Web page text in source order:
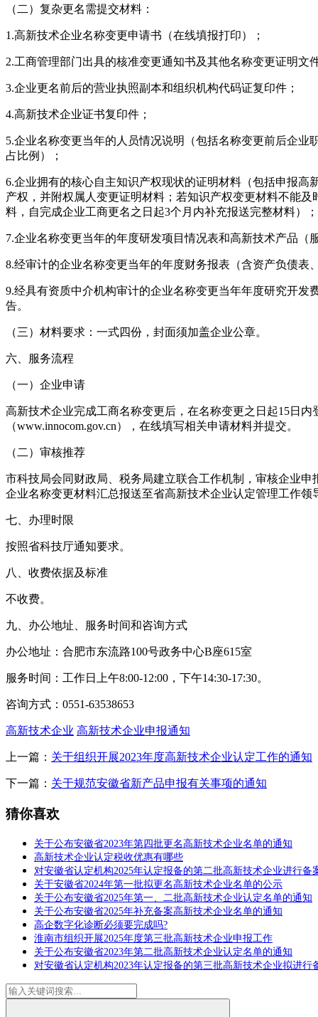
（二）复杂更名需提交材料：
1.高新技术企业名称变更申请书（在线填报打印）；
2.工商管理部门出具的核准变更通知书及其他名称变更证明文
3.企业更名前后的营业执照副本和组织机构代码证复印件；
4.高新技术企业证书复印件；
5.企业名称变更当年的人员情况说明（包括名称变更前后企业
占比例）；
6.企业拥有的核心自主知识产权现状的证明材料（包括申报高
产权，并附权属人变更证明材料；若知识产权变更材料不能
料，自完成企业工商更名之日起3个月内补充报送完整材料）；
7.企业名称变更当年的年度研发项目情况表和高新技术产品（
8.经审计的企业名称变更当年的年度财务报表（含资产负债表
9.经具有资质中介机构审计的企业名称变更当年年度研究开发
告。
（三）材料要求：一式四份，封面须加盖企业公章。
六、服务流程
（一）企业申请
高新技术企业完成工商名称变更后，在名称变更之日起15日
（www.innocom.gov.cn），在线填写相关申请材料并提交。
（二）审核推荐
市科技局会同财政局、税务局建立联合工作机制，审核企业
企业名称变更材料汇总报送至省高新技术企业认定管理工作领
七、办理时限
按照省科技厅通知要求。
八、收费依据及标准
不收费。
九、办公地址、服务时间和咨询方式
办公地址：合肥市东流路100号政务中心B座615室
服务时间：工作日上午8:00-12:00，下午14:30-17:30。
咨询方式：0551-63538653
高新技术企业 高新技术企业申报通知
上一篇： 关于组织开展2023年度高新技术企业认定工作的通知
下一篇： 关于规范安徽省新产品申报有关事项的通知
猜你喜欢
关于公布安徽省2023年第四批更名高新技术企业名单的通知
高新技术企业认定税收优惠有哪些
对安徽省认定机构2025年认定报备的第二批高新技术企业进行备
关于安徽省2024年第一批拟更名高新技术企业名单的公示
关于公布安徽省2025年第一、二批高新技术企业认定名单的通知
关于公布安徽省2025年补充备案高新技术企业名单的通知
高企数字化诊断必须要完成吗?
淮南市组织开展2025年度第三批高新技术企业申报工作
关于公布安徽省2023年第二批高新技术企业认定名单的通知
对安徽省认定机构2023年认定报备的第三批高新技术企业拟进行